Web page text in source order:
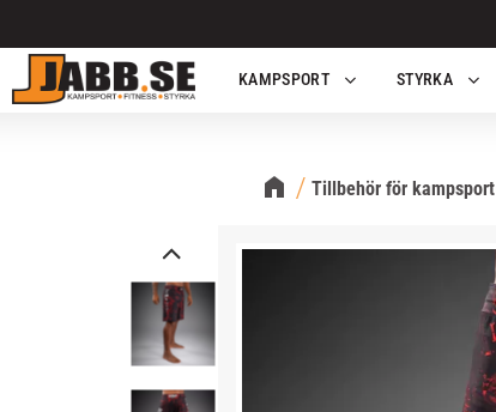
KAMPSPORT STYRKA
Tillbehör för kampsport